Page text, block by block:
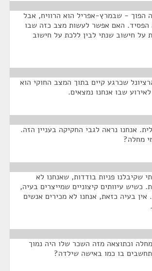
הפוך - שבמרץ-אפריל הוא הרוויח, אבל
הפסיד. האם אפשר לעשות מצב כזה שבו
על חישוב שנתי לבין ללכת על חישוב
שכרגע קיים בתוך המצב החוקי הוא
לאירוע שבו אנחנו נמצאים.
אנחנו נראה לגבי החקיקה בעניין הזה.
מחלה?
שקיבלנו פניות בודדות, שאנחנו לא
כשיש עיוותים קיצוניים שמייצרים בעיה,
בעיה כזאת, אנחנו לא מכירים אנשים
וכתוצאה מזה השכר שלו היה נמוך
בו כמו באישה שילדה?